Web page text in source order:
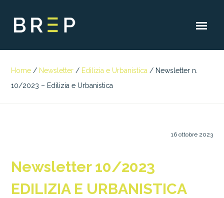
Home / Newsletter / Edilizia e Urbanistica / Newsletter n.
10/2023 – Edilizia e Urbanistica
16 ottobre 2023
Newsletter 10/2023
EDILIZIA E URBANISTICA